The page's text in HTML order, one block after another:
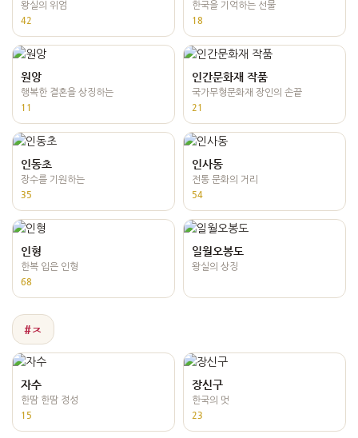
왕실의 위엄
42
한국을 기억하는 선물
18
원앙
행복한 결혼을 상징하는
11
인간문화재 작품
국가무형문화재 장인의 손끝
21
인동초
장수를 기원하는
35
인사동
전통 문화의 거리
54
인형
한복 입은 인형
68
일월오봉도
왕실의 상징
#ㅈ
자수
한땀 한땀 정성
15
장신구
한국의 멋
23